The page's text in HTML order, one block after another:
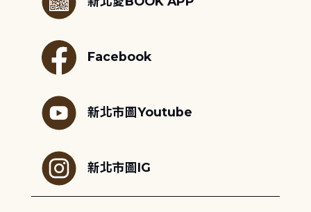
Facebook
新北市圖Youtube
新北市圖IG